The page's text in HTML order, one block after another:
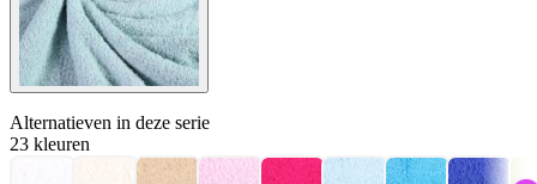
Alternatieven in deze serie
23 kleuren